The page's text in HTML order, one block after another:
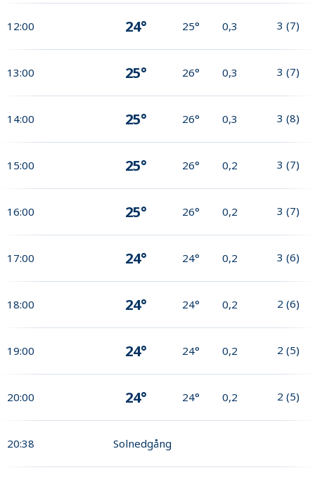
12:00 24° 25° 0,3 3 (7)
13:00 25° 26° 0,3 3 (7)
14:00 25° 26° 0,3 3 (8)
15:00 25° 26° 0,2 3 (7)
16:00 25° 26° 0,2 3 (7)
17:00 24° 24° 0,2 3 (6)
18:00 24° 24° 0,2 2 (6)
19:00 24° 24° 0,2 2 (5)
20:00 24° 24° 0,2 2 (5)
20:38 Solnedgång